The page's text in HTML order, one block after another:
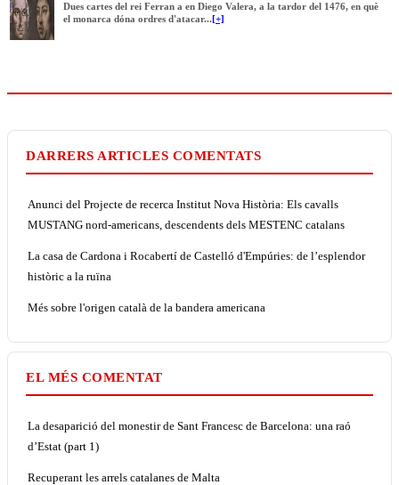
Dues cartes del rei Ferran a en Diego Valera, a la tardor del 1476, en què
el monarca dóna ordres d'atacar...[+]
DARRERS ARTICLES COMENTATS
Anunci del Projecte de recerca Institut Nova Història: Els cavalls
MUSTANG nord-americans, descendents dels MESTENC catalans
La casa de Cardona i Rocabertí de Castelló d'Empúries: de l’esplendor
històric a la ruïna
Més sobre l'origen català de la bandera americana
EL MÉS COMENTAT
La desaparició del monestir de Sant Francesc de Barcelona: una raó
d’Estat (part 1)
Recuperant les arrels catalanes de Malta